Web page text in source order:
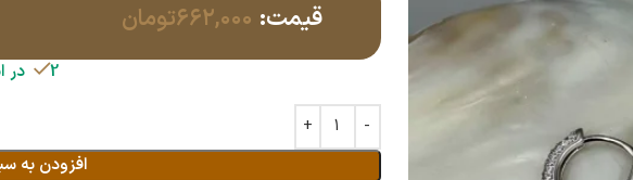
قیمت: ۶۶۲,۰۰۰تومان
2 در انبار
افزودن به